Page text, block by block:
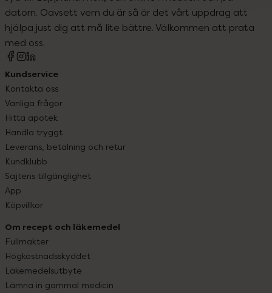
datorn. Oavsett vem du är så är det vårt uppdrag att
hjälpa just dig att må lite bättre. Välkommen att prata
med oss.
Kundservice
Kontakta oss
Vanliga frågor
Hitta apotek
Handla tryggt
Leverans, betalning och retur
Kundklubb
Sajtens tillgänglighet
App
Köpvillkor
Om recept och läkemedel
Fullmakter
Högkostnadsskyddet
Läkemedelsutbyte
Lämna in gammal medicin